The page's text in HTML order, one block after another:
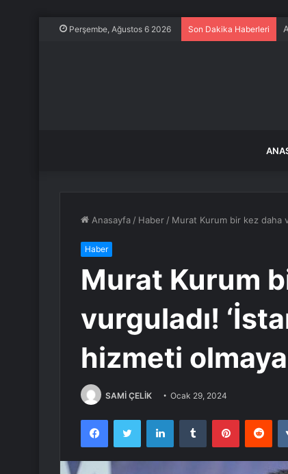
Perşembe, Ağustos 6 2026 Son Dakika Haberleri
Anasayfa / Haber / Murat Kurum bir kez daha
Haber
Murat Kurum
vurguladı!
hizmeti
SAMİ ÇELİK Ocak 29, 2024
FacebookTwitter LinkedInTumblr Pinterest